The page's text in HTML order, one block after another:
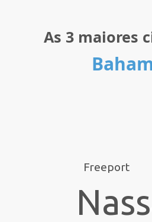
As 3 maiores
Freeport